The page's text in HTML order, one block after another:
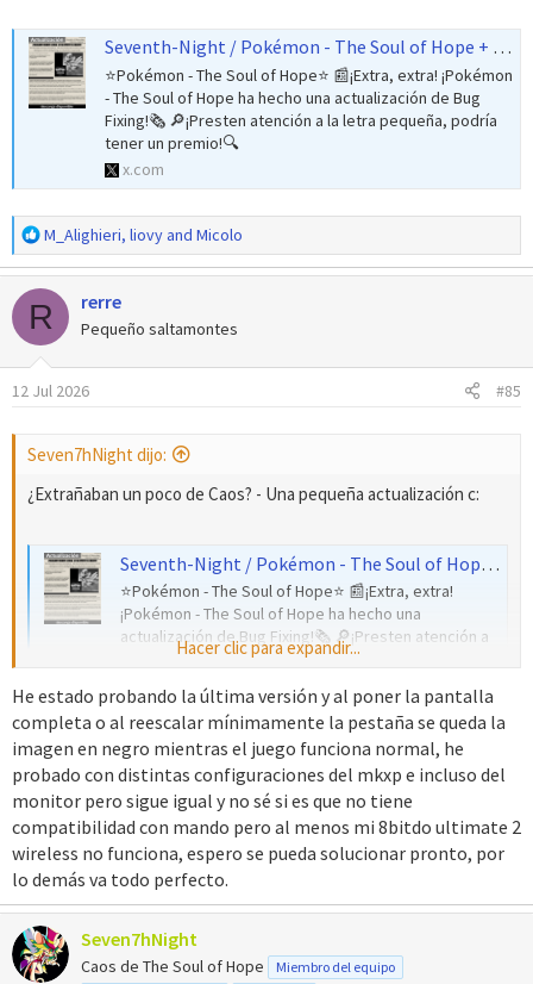
Seventh-Night / Pokémon - The Soul of Hope + TCM (@947soul) on X
⭐️Pokémon - The Soul of Hope⭐️ 📰¡Extra, extra! ¡Pokémon
- The Soul of Hope ha hecho una actualización de Bug
Fixing!🗞️ 🔎¡Presten atención a la letra pequeña, podría
tener un premio!🔍
x.com
R
e
a
c
c
i
o
n
:
M_Alighieri, liovyand Micolo
R rerre
Pequeño saltamontes
12 Jul 2026 #85
Seven7hNight dijo:
¿Extrañaban un poco de Caos? - Una pequeña actualización c:
Seventh-Night / Pokémon - The Soul of Hope + TCM (@947soul) on X
⭐️Pokémon - The Soul of Hope⭐️ 📰¡Extra, extra!
¡Pokémon - The Soul of Hope ha hecho una
actualización de Bug Fixing!🗞️ 🔎¡Presten atención a
la letra pequeña, podría tener un premio!🔍
x.com
Hacer clic para expandir...
He estado probando la última versión y al poner la pantalla
completa o al reescalar mínimamente la pestaña se queda la
imagen en negro mientras el juego funciona normal, he
probado con distintas configuraciones del mkxp e incluso del
monitor pero sigue igual y no sé si es que no tiene
compatibilidad con mando pero al menos mi 8bitdo ultimate 2
wireless no funciona, espero se pueda solucionar pronto, por
lo demás va todo perfecto.
Seven7hNight
Caos de The Soul of Hope
Miembro del equipo